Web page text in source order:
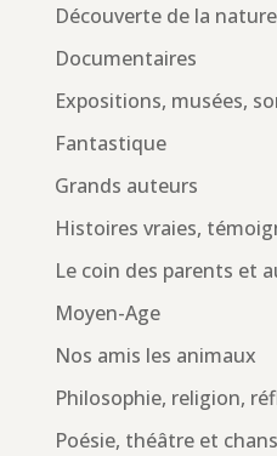
Découverte de la nature
Documentaires
Expositions, musées,
Fantastique
Grands auteurs
Histoires vraies,
Le coin des parents et
Moyen-Age
Nos amis les animaux
Philosophie, religion,
Poésie, théâtre et